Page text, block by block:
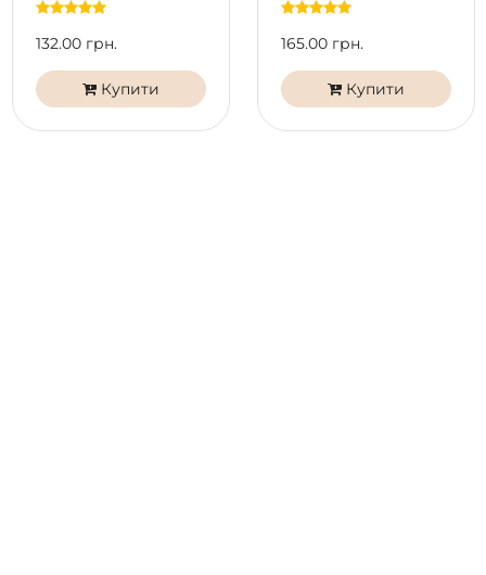
Universal / HEMA Free Base / ExtraPro / Revital Fiber
Base PNB тонким шаром.
Нанесіть UV/LED Гель-лак PNB в 1-2 шари,
полімеризуючи кожен LED або UV/LED лампі 60
секунд.
Покрийте топом PNB.
132.00 грн.
Купити
165.00 грн.
Купити